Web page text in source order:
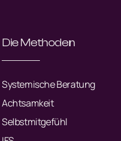
Die Methoden
Systemische Beratung
Achtsamkeit
Selbstmitgefühl